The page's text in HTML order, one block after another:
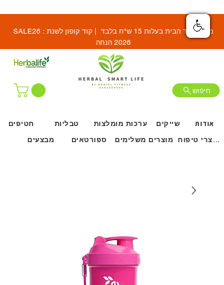
SALE26 : משלוח עד הבית בעלות 15 ש"ח בלבד | קוד קופון לשנת
2026 הנחה
חיפוש
מבצעים מוצרים משלימים
טבליות
ספורטאים
מוצרי טיפוח
חטיפים ערכות מומלצות שייקים אודות